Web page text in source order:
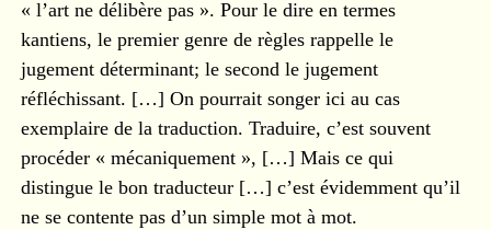
« l’art ne délibère pas ». Pour le dire en termes
kantiens, le premier genre de règles rappelle le
jugement déterminant; le second le jugement
réfléchissant. […] On pourrait songer ici au cas
exemplaire de la traduction. Traduire, c’est souvent
procéder « mécaniquement », […] Mais ce qui
distingue le bon traducteur […] c’est évidemment qu’il
ne se contente pas d’un simple mot à mot.